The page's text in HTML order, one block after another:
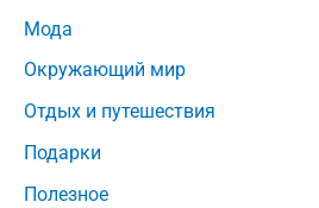
Мода
Окружающий мир
Отдых и путешествия
Подарки
Полезное